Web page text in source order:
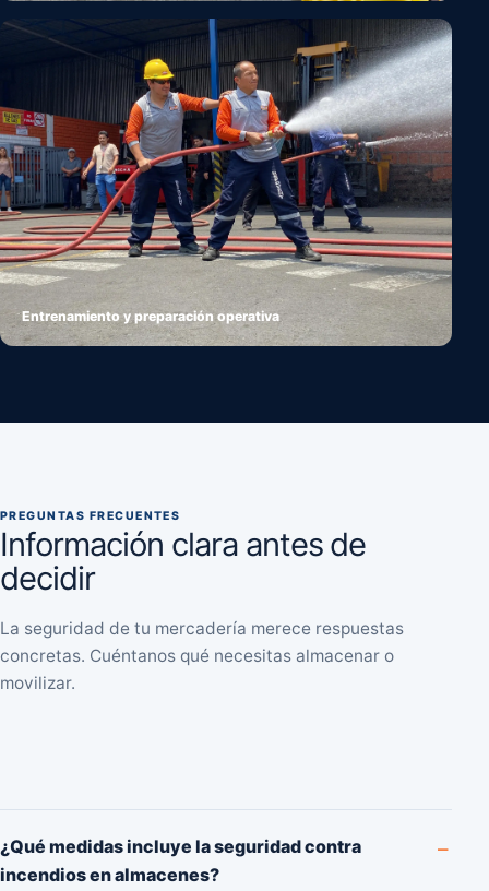
Entrenamiento y preparación operativa
PREGUNTAS FRECUENTES
Información clara antes de
decidir
La seguridad de tu mercadería merece respuestas
concretas. Cuéntanos qué necesitas almacenar o
movilizar.
¿Qué medidas incluye la seguridad contra
incendios en almacenes?